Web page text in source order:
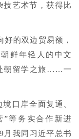
技艺术节，获得比
好的双边贸易额，
鲜年轻人的中文
朝留学之旅……一
口岸全面复通、
”等务实合作新进
月我同习近平总书